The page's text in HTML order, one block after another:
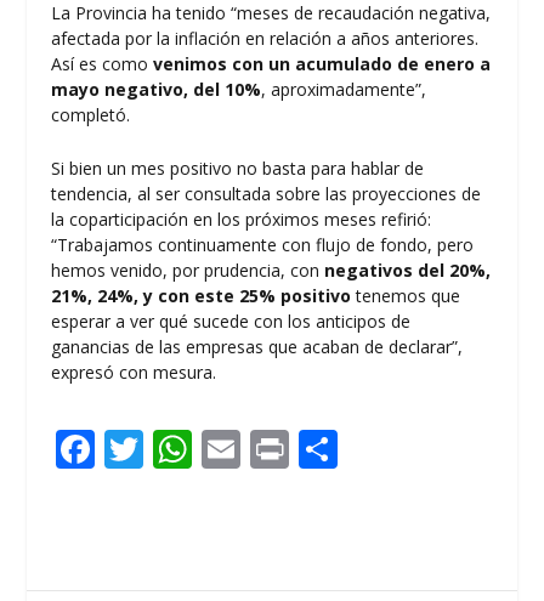
La Provincia ha tenido “meses de recaudación negativa,
afectada por la inflación en relación a años anteriores.
Así es comovenimos con un acumulado de enero a
mayo negativo, del 10%, aproximadamente”,
completó.
Si bien un mes positivo no basta para hablar de
tendencia, al ser consultada sobre las proyecciones de
la coparticipación en los próximos meses refirió:
“Trabajamos continuamente con flujo de fondo, pero
hemos venido, por prudencia, con negativos del 20%,
21%, 24%, y con este 25% positivo tenemos que
esperar a ver qué sucede con los anticipos de
ganancias de las empresas que acaban de declarar”,
expresó con mesura.
F
ac
T
w
W
h
E
m
Pr
in